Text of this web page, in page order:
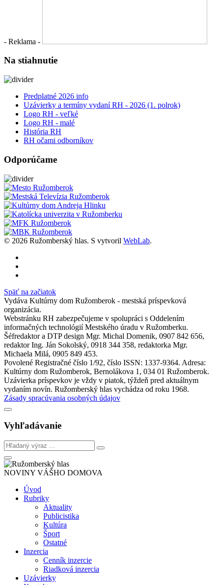
- Reklama -
Na stiahnutie
Predplatné 2026 info
Uzávierky a termíny vydaní RH - 2026 (1. polrok)
Logo RH - veľké
Logo RH - malé
História RH
RH očami odborníkov
Odporúčame
© 2026 Ružomberský hlas. S vytvoril WebLab.
Späť na začiatok
Vydáva Kultúrny dom Ružomberok - mestská príspevková
organizácia.
Webstránku RH zabezpečujeme v spolupráci s Oddelením
informačných technológií Mestského úradu v Ružomberku.
Šéfredaktor a DTP design Mgr. Michal Domenik, 0907 842 656,
redaktor Ing. Ján Sokolský, 0918 344 358, redaktorka Mgr.
Michaela Milá, 0905 849 453.
Povolené Registračné číslo 1/92, číslo ISSN: 1337-9364. Adresa:
Kultúrny dom Ružomberok, Bernolákova 1, 034 01 Ružomberok.
Uzávierka príspevkov je vždy v piatok, týždeň pred aktuálnym
vydaním novín. Ružomberský hlas vychádza od roku 1968.
Zásady spracúvania osobných údajov
Vyhľadávanie
NOVINY VÁŠHO DOMOVA
Úvod
Rubriky
Aktuality
Publicistika
Kultúra
Šport
Ostatné
Inzercia
Cenník inzercie
Riadková inzercia
Uzávierky